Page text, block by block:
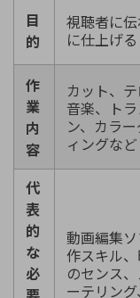
目
的
視聴者に
に仕上げる
作
業
内
容
カット、テ
音楽、ト
ン、カラ
ィングなど
代
表
的
な
必
動画編集
作スキル
のセンス
ーテリン